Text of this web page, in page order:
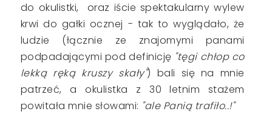
do okulistki, oraz iście spektakularny wylew
krwi do gałki ocznej - tak to wyglądało, że
ludzie (łącznie ze znajomymi panami
podpadającymi pod definicję "tęgi chłop co
lekką ręką kruszy skały") bali się na mnie
patrzeć, a okulistka z 30 letnim stażem
powitała mnie słowami: "ale Panią trafiło..!"